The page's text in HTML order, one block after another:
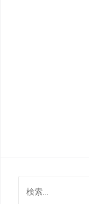
索: